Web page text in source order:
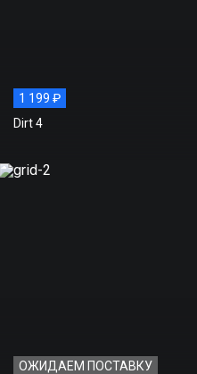
1 199 ₽
Dirt 4
ОЖИДАЕМ ПОСТАВКУ